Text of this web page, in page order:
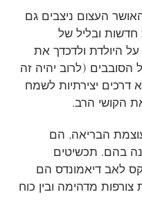
העצום ניצבים גם
חדשות ובליל של
היולדת ולדכדך את
(לרוב יהיה זה
דרכים יצירתיות לשמח
הקושי הרב.
הבריאה, הם
בהם. תכשיטים
לאב דיאמונדס הם
מדהימה ובין כוח